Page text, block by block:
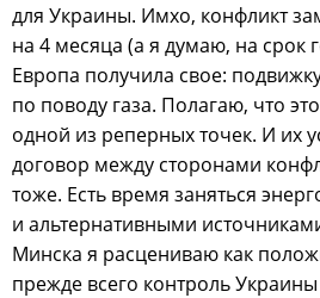
для Украины. Имхо, конфликт
на 4 месяца (а я думаю, на срок
Европа получила свое:
по поводу газа. Полагаю, что
одной из реперных точек. И их
договор между сторонами
тоже. Есть время заняться
и альтернативными
Минска я расцениваю как
прежде всего контроль